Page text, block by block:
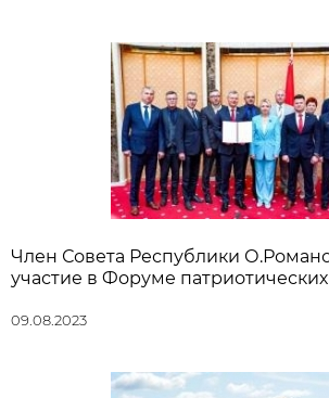
Член Совета Республики
участие в Форуме
09.08.2023